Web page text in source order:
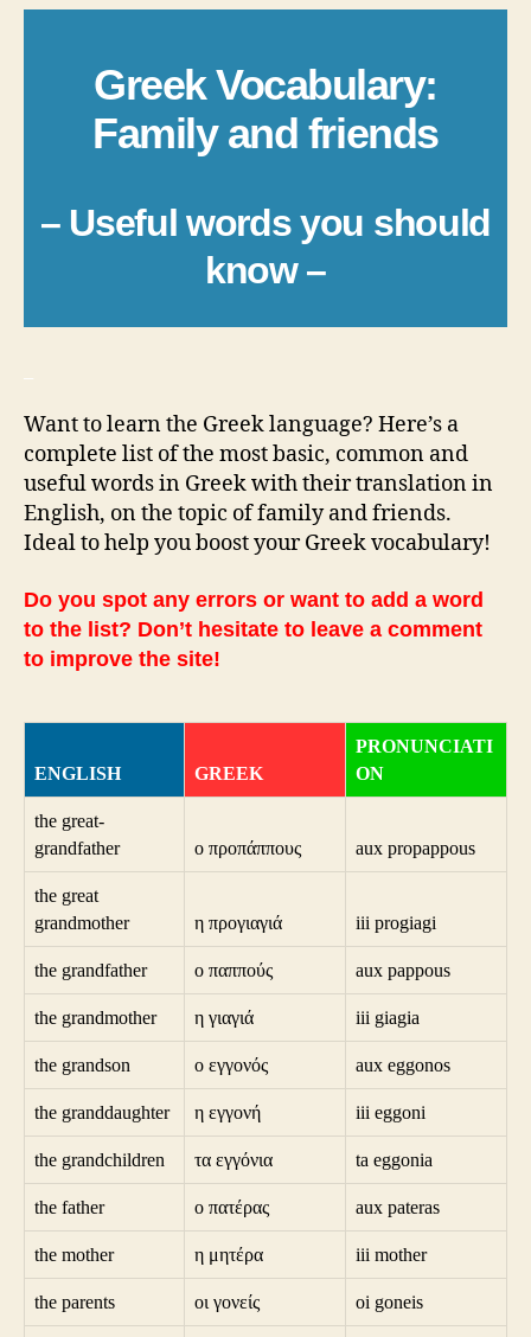
Greek Vocabulary:
Family and friends
– Useful words you should
know –
Want to learn the Greek language? Here’s a
complete list of the most basic, common and
useful words in Greek with their translation in
English, on the topic of family and friends.
Ideal to help you boost your Greek vocabulary!
Do you spot any errors or want to add a word
to the list? Don’t hesitate to leave a comment
to improve the site!
ENGLISH GREEK
PRONUNCIATI
ON
the great-
grandfather
ο προπάππους aux propappous
the great
grandmother
η προγιαγιά iii progiagi
the grandfather ο παππούς aux pappous
the grandmother η γιαγιά iii giagia
the grandson ο εγγονός aux eggonos
the granddaughter η εγγονή iii eggoni
the grandchildren τα εγγόνια ta eggonia
the father ο πατέρας aux pateras
the mother η μητέρα iii mother
the parents οι γονείς oi goneis